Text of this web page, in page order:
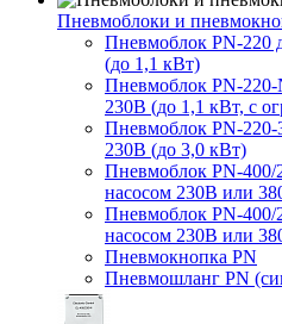
Пневмоблоки и
Пневмоблок PN-220
(до 1,1 кВт)
Пневмоблок PN-220-
230В (до 1,1 кВт, с
Пневмоблок PN-220-
230В (до 3,0 кВт)
Пневмоблок PN-400/
насосом 230В или
Пневмоблок PN-400/
насосом 230В или
Пневмокнопка PN
Пневмошланг PN